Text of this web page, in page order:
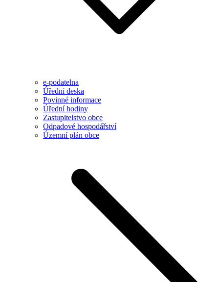
e-podatelna
Úřední deska
Povinné informace
Úřední hodiny
Zastupitelstvo obce
Odpadové hospodářství
Územní plán obce